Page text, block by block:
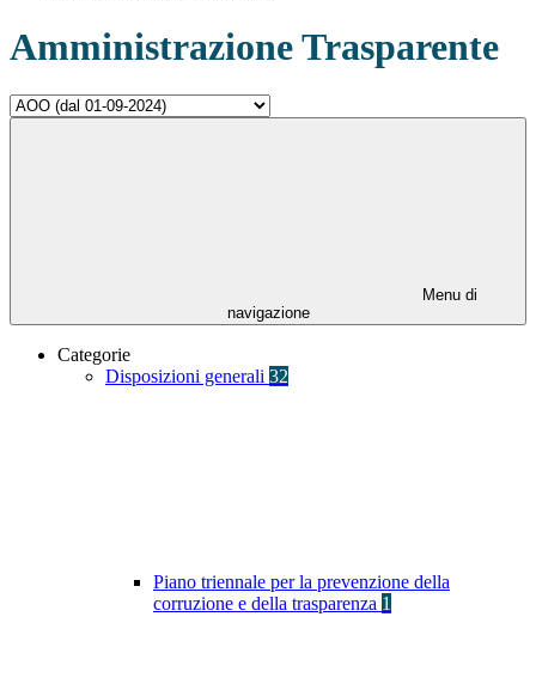
Amministrazione Trasparente
Menu di
navigazione
Categorie
Disposizioni generali 32
Piano triennale per la prevenzione della
corruzione e della trasparenza 1